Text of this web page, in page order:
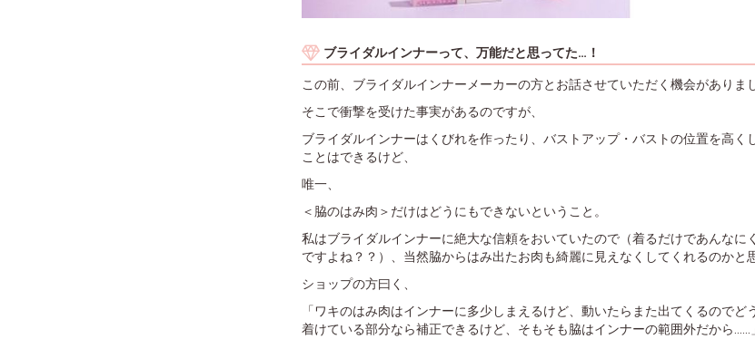
ブライダルインナーって、万能だと思ってた…！
この前、ブライダルインナーメーカーの方とお話させていただく機会がありま
そこで衝撃を受けた事実があるのですが、
ブライダルインナーはくびれを作ったり、バストアップ・バストの位置を高く
ことはできるけど、
唯一、
＜脇のはみ肉＞だけはどうにもできないということ。
私はブライダルインナーに絶大な信頼をおいていたので（着るだけであんなに
ですよね？？）、当然脇からはみ出たお肉も綺麗に見えなくしてくれるのかと
ショップの方曰く、
「ワキのはみ肉はインナーに多少しまえるけど、動いたらまた出てくるのでど
着けている部分なら補正できるけど、そもそも脇はインナーの範囲外だから......